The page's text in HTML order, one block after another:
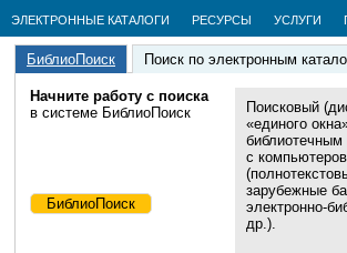
ЭЛЕКТРОННЫЕ КАТАЛОГИ РЕСУРСЫ УСЛУГИ
БиблиоПоиск Поиск по электронным
Начните работу с поиска
в системе БиблиоПоиск
Поисковый
«единого
с
зарубежные
электронно-
др.).